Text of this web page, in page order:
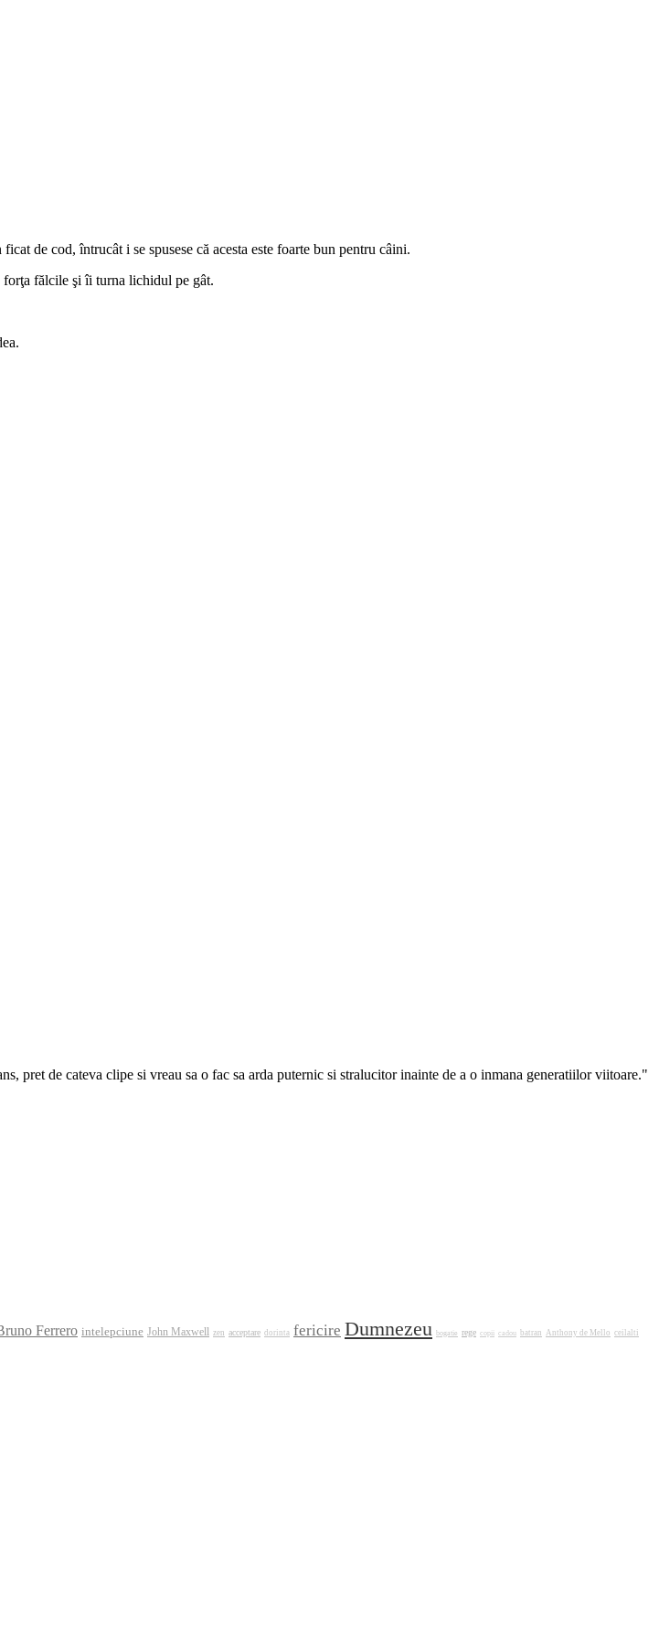
de cod, întrucât i se spusese că acesta este foarte bun pentru câini.
forţa fălcile şi îi turna lichidul pe gât.
pret de cateva clipe si vreau sa o fac sa arda puternic si stralucitor inainte de a o inmana generatiilor viitoare."
Ferrero intelepciune John Maxwell zen acceptare dorinta fericire Dumnezeu bogatie rege copii cadou batran Anthony de Mello ceilalti